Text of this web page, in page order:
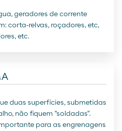
geradores de corrente
corta-relvas, roçadores, etc,
etc.
duas superfícies, submetidas
não fiquem "soldadas".
para as engrenagens